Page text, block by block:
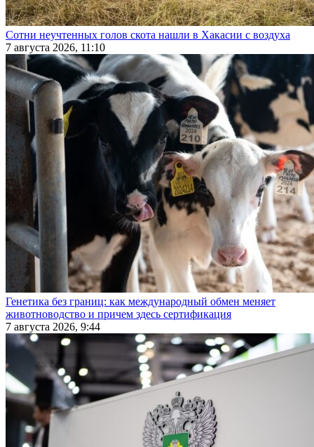
Сотни неучтенных голов скота нашли в Хакасии с воздуха
7 августа 2026, 11:10
Генетика без границ: как международный обмен меняет
животноводство и причем здесь сертификация
7 августа 2026, 9:44